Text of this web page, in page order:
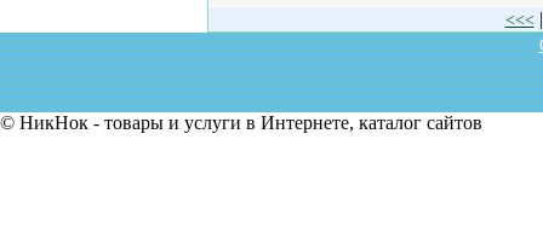
<<<
© НикНок - товары и услуги в Интернете, каталог сайтов